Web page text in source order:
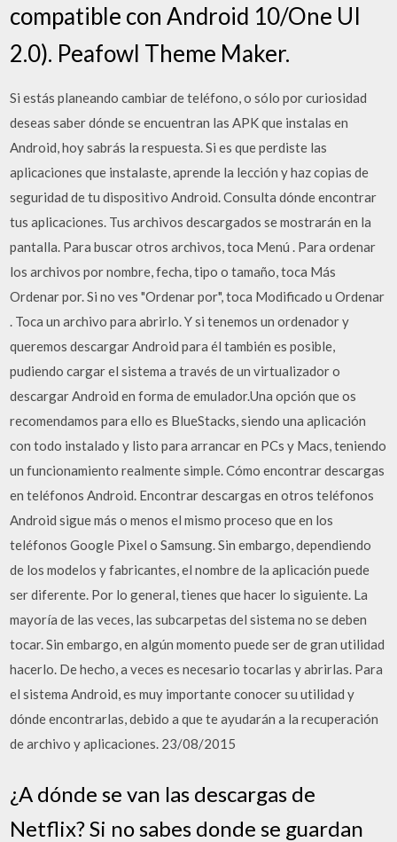
compatible con Android 10/One UI
2.0). Peafowl Theme Maker.
Si estás planeando cambiar de teléfono, o sólo por curiosidad
deseas saber dónde se encuentran las APK que instalas en
Android, hoy sabrás la respuesta. Si es que perdiste las
aplicaciones que instalaste, aprende la lección y haz copias de
seguridad de tu dispositivo Android. Consulta dónde encontrar
tus aplicaciones. Tus archivos descargados se mostrarán en la
pantalla. Para buscar otros archivos, toca Menú . Para ordenar
los archivos por nombre, fecha, tipo o tamaño, toca Más
Ordenar por. Si no ves "Ordenar por", toca Modificado u Ordenar
. Toca un archivo para abrirlo. Y si tenemos un ordenador y
queremos descargar Android para él también es posible,
pudiendo cargar el sistema a través de un virtualizador o
descargar Android en forma de emulador.Una opción que os
recomendamos para ello es BlueStacks, siendo una aplicación
con todo instalado y listo para arrancar en PCs y Macs, teniendo
un funcionamiento realmente simple. Cómo encontrar descargas
en teléfonos Android. Encontrar descargas en otros teléfonos
Android sigue más o menos el mismo proceso que en los
teléfonos Google Pixel o Samsung. Sin embargo, dependiendo
de los modelos y fabricantes, el nombre de la aplicación puede
ser diferente. Por lo general, tienes que hacer lo siguiente. La
mayoría de las veces, las subcarpetas del sistema no se deben
tocar. Sin embargo, en algún momento puede ser de gran utilidad
hacerlo. De hecho, a veces es necesario tocarlas y abrirlas. Para
el sistema Android, es muy importante conocer su utilidad y
dónde encontrarlas, debido a que te ayudarán a la recuperación
de archivo y aplicaciones. 23/08/2015
¿A dónde se van las descargas de
Netflix? Si no sabes donde se guardan